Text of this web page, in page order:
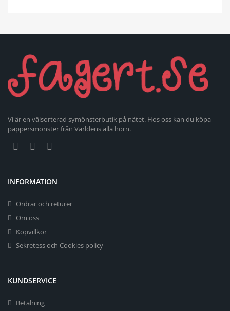
Vi är en välsorterad symönsterbutik på nätet. Hos oss kan du köpa
pappersmönster från Världens alla hörn.
INFORMATION
Ordrar och returer
Om oss
Köpvillkor
Sekretess och Cookies policy
KUNDSERVICE
Betalning